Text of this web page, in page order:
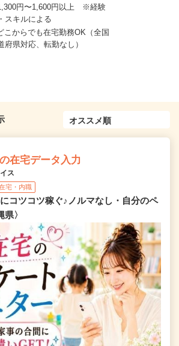
円〜1,600円以上 ※経験
スキルによる
こからでも在宅勤務OK（全国
府県対応、転勤なし）
在宅データ入力
ス
宅・内職
コツコツ稼ぐ♪ノルマなし・自分のペ
〉